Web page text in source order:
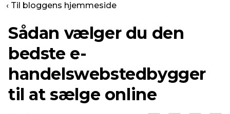
‹ Til bloggens hjemmeside
Sådan vælger du den
bedste e-
handelswebstedbygger
til at sælge online